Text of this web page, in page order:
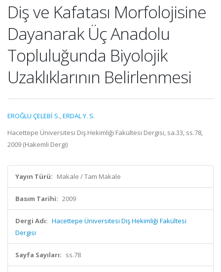
Diş ve Kafatası Morfolojisine
Dayanarak Üç Anadolu
Topluluğunda Biyolojik
Uzaklıklarının Belirlenmesi
EROĞLU ÇELEBİ S.,ERDAL Y. S.
Hacettepe Üniversitesi Diş Hekimliği Fakültesi Dergisi, sa.33, ss.78,
2009 (Hakemli Dergi)
Yayın Türü: Makale / Tam Makale
Basım Tarihi: 2009
Dergi Adı: Hacettepe Üniversitesi Diş Hekimliği Fakültesi
Dergisi
Sayfa Sayıları: ss.78